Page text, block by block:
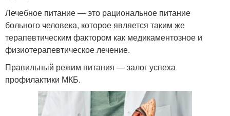
Лечебное питание — это рациональное питание
больного человека, которое является таким же
терапевтическим фактором как медикаментозное и
физиотерапевтическое лечение.
Правильный режим питания — залог успеха
профилактики МКБ.